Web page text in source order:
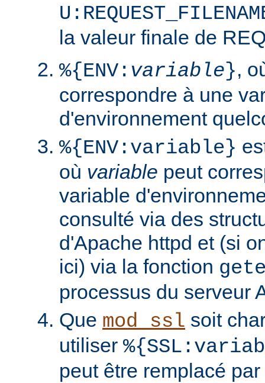
la valeur finale de
%{ENV: variable},
correspondre à une
d'environnement
%{ENV:variable}
où variable peut
variable
consulté via des
d'Apache httpd et (si
ici) via la fonction
processus du serveur
Que mod_ssl soit
utiliser
peut être remplacé